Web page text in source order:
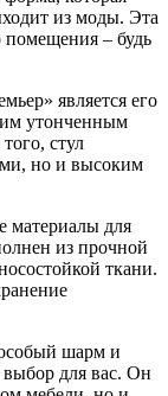
из моды. Эта
помещения – будь
является его
утонченным
стул
но и высоким
материалы для
из прочной
ткани.
шарм и
выбор для вас. Он